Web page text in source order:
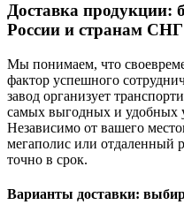
Доставка продукции:
России и странам СНГ
Мы понимаем, что
фактор успешного
завод организует
самых выгодных и удобных
Независимо от вашего
мегаполис или отдаленный
точно в срок.
Варианты доставки: